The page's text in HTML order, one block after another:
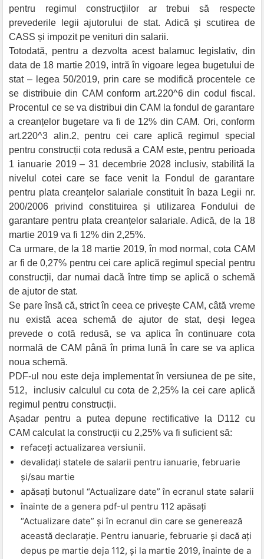
pentru regimul construcțiilor ar trebui să respecte
prevederile legii ajutorului de stat. Adică și scutirea de
CASS și impozit pe venituri din salarii.
Totodată, pentru a dezvolta acest balamuc legislativ, din
data de 18 martie 2019, intră în vigoare legea bugetului de
stat – legea 50/2019, prin care se modifică procentele ce
se distribuie din CAM conform art.220^6 din codul fiscal.
Procentul ce se va distribui din CAM la fondul de garantare
a creanțelor bugetare va fi de 12% din CAM. Ori, conform
art.220^3 alin.2, pentru cei care aplică regimul special
pentru construcții cota redusă a CAM este, pentru perioada
1 ianuarie 2019 – 31 decembrie 2028 inclusiv, stabilită la
nivelul cotei care se face venit la Fondul de garantare
pentru plata creanțelor salariale constituit în baza Legii nr.
200/2006 privind constituirea și utilizarea Fondului de
garantare pentru plata creanțelor salariale. Adică, de la 18
martie 2019 va fi 12% din 2,25%.
Ca urmare, de la 18 martie 2019, în mod normal, cota CAM
ar fi de 0,27% pentru cei care aplică regimul special pentru
construcții, dar numai dacă între timp se aplică o schemă
de ajutor de stat.
Se pare însă că, strict în ceea ce privește CAM, câtă vreme
nu există acea schemă de ajutor de stat, deși legea
prevede o cotă redusă, se va aplica în continuare cota
normală de CAM până în prima lună în care se va aplica
noua schemă.
PDF-ul nou este deja implementat în versiunea de pe site,
512, inclusiv calculul cu cota de 2,25% la cei care aplică
regimul pentru construcții.
Așadar pentru a putea depune rectificative la D112 cu
CAM calculat la construcții cu 2,25% va fi suficient să:
refaceți actualizarea versiunii.
devalidați statele de salarii pentru ianuarie, februarie
și/sau martie
apăsați butonul “Actualizare date” în ecranul state salarii
înainte de a genera pdf-ul pentru 112 apăsați
“Actualizare date” și în ecranul din care se generează
această declarație. Pentru ianuarie, februarie și dacă ați
depus pe martie deja 112, și la martie 2019, înainte de a